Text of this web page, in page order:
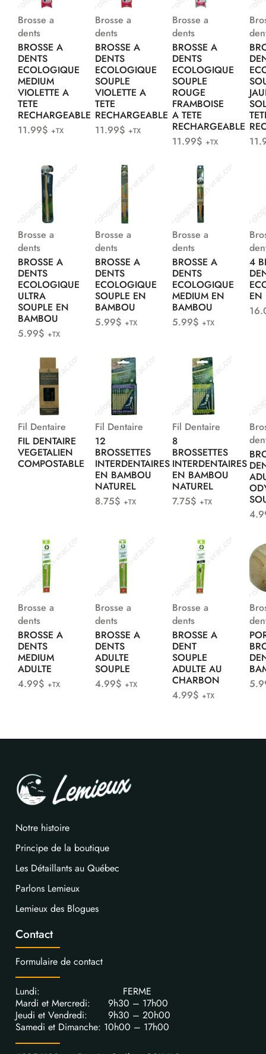
Brosse a
dents
BROSSE A
DENTS
ECOLOGIQUE
MEDIUM
VIOLETTE A
TETE
RECHARGEABLE
11.99$ +TX
Brosse a
dents
BROSSE A
DENTS
ECOLOGIQUE
SOUPLE
VIOLETTE A
TETE
RECHARGEABLE
11.99$ +TX
Brosse a
dents
BROSSE A
DENTS
ECOLOGIQUE
SOUPLE
ROUGE
FRAMBOISE
A TETE
RECHARGEABLE
11.99$ +TX
Brosse a
dents
BROSSE A
DENTS
ECOLOGIQUE
ULTRA
SOUPLE EN
BAMBOU
5.99$ +TX
Brosse a
dents
BROSSE A
DENTS
ECOLOGIQUE
SOUPLE EN
BAMBOU
5.99$ +TX
Brosse a
dents
BROSSE A
DENTS
ECOLOGIQUE
MEDIUM EN
BAMBOU
5.99$ +TX
4
EN
Fil Dentaire
FIL DENTAIRE
VEGETALIEN
COMPOSTABLE
Fil Dentaire
12
BROSSETTES
INTERDENTAIRES
EN BAMBOU
NATUREL
8.75$ +TX
Fil Dentaire
8
BROSSETTES
INTERDENTAIRES
EN BAMBOU
NATUREL
7.75$ +TX
Brosse a
dents
BROSSE A
DENTS
MEDIUM
ADULTE
4.99$ +TX
Brosse a
dents
BROSSE A
DENTS
ADULTE
SOUPLE
4.99$ +TX
Brosse a
dents
BROSSE A
DENT
SOUPLE
ADULTE AU
CHARBON
4.99$ +TX
Notre histoire
Principe de la boutique
Les Détaillants au Québec
Parlons Lemieux
Lemieux des Blogues
Contact
Formulaire de contact
Lundi: FERME
Mardi et Mercredi: 9h30 – 17h00
Jeudi et Vendredi: 9h30 – 20h00
Samedi et Dimanche: 10h00 – 17h00